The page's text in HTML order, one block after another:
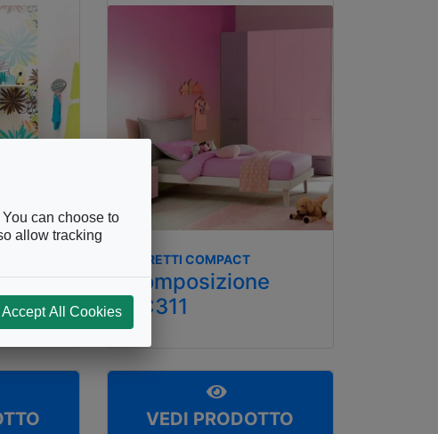
MORETTI COMPACT
Composizione
KC311
VEDI PRODOTTO
can choose to
allow tracking
Accept All Cookies